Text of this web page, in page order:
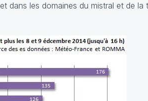
dans les domaines du mistral et de la